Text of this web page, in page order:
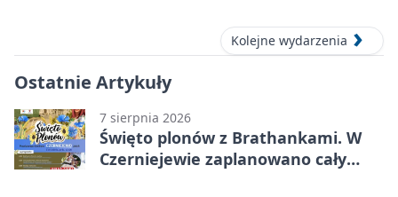
Kolejne wydarzenia
Ostatnie Artykuły
7 sierpnia 2026
Święto plonów z Brathankami. W
Czerniejewie zaplanowano cały